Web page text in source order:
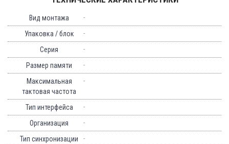
Вид монтажа
-
Упаковка / блок
-
Серия
-
Размер памяти
-
Максимальная
тактовая частота
-
Тип интерфейса
-
Организация
-
Тип синхронизации
-